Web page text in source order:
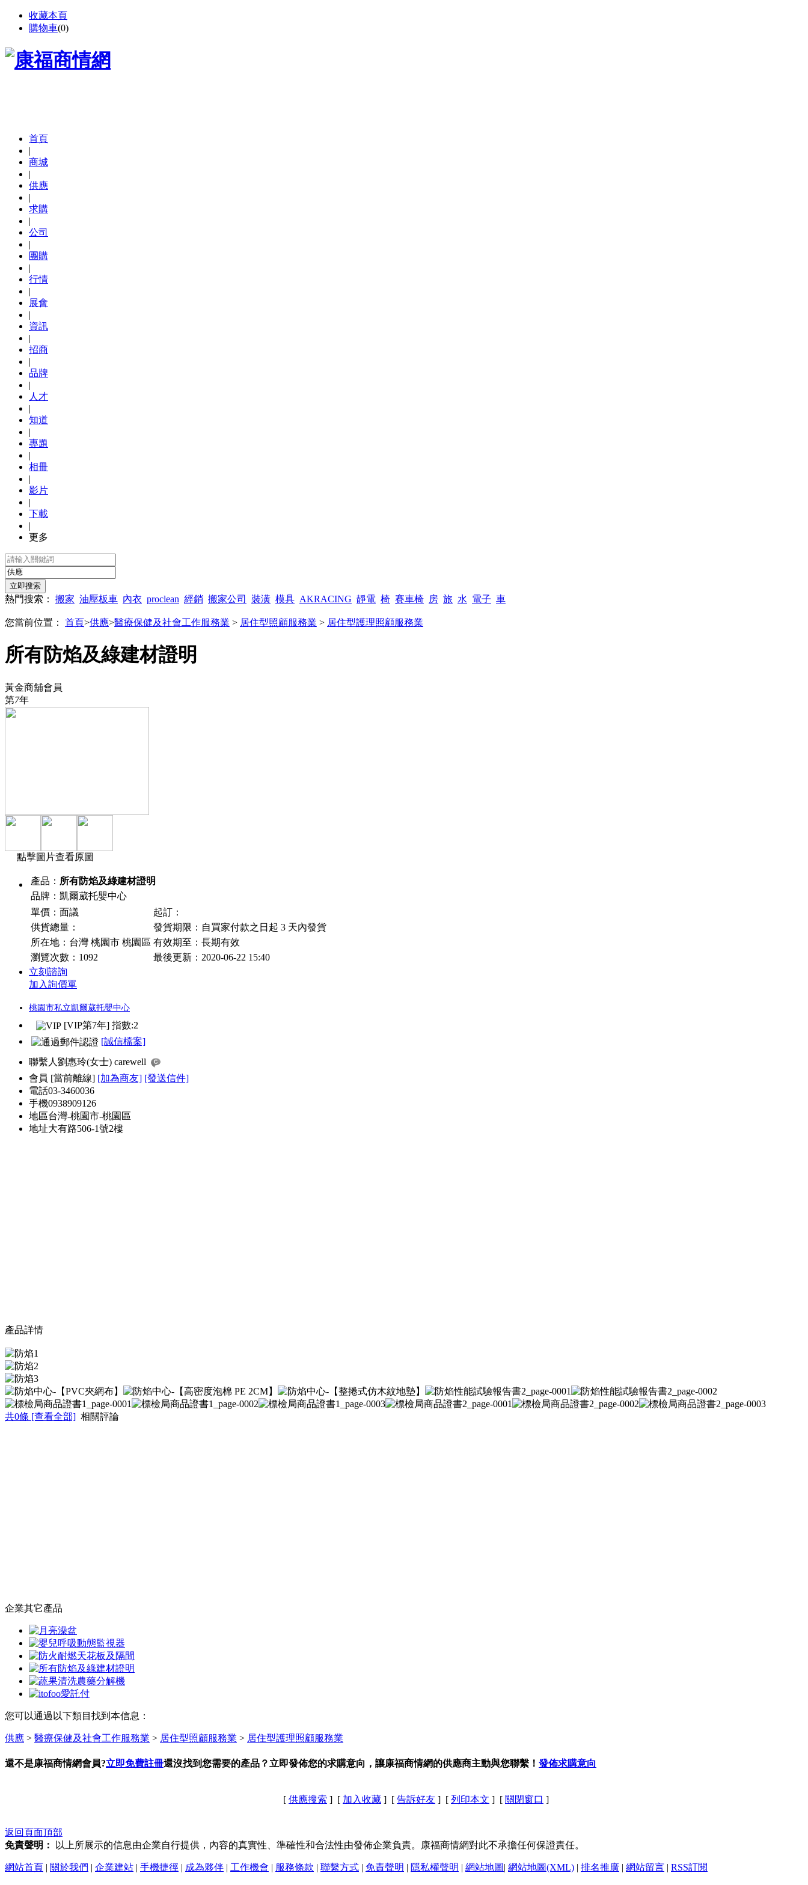
收藏本頁
購物車(0)
首頁
|
商城
|
供應
|
求購
|
公司
|
團購
|
行情
|
展會
|
資訊
|
招商
|
品牌
|
人才
|
知道
|
專題
|
相冊
|
影片
|
下載
|
更多
熱門搜索： 搬家 油壓板車 內衣 proclean 經銷 搬家公司 裝潢 模具 AKRACING 靜電 椅 賽車椅 房 旅 水 電子 車
您當前位置： 首頁>供應>醫療保健及社會工作服務業 > 居住型照顧服務業 > 居住型護理照顧服務業
所有防焰及綠建材證明
黃金商舖會員
第7年
點擊圖片查看原圖
產品： 所有防焰及綠建材證明
品牌：凱爾葳托嬰中心
單價：面議
起訂：
供貨總量：
發貨期限：自買家付款之日起 3 天內發貨
所在地：台灣 桃園市 桃園區 有效期至：長期有效
瀏覽次數： 1092
最後更新：2020-06-22 15:40
立刻諮詢
加入詢價單
桃園市私立凱爾葳托嬰中心
[VIP第7年] 指數:2
[誠信檔案]
聯繫人 劉惠玲(女士) carewell
會員 [當前離線] [加為商友] [發送信件]
電話03-3460036
手機0938909126
地區台灣-桃園市-桃園區
地址大有路506-1號2樓
產品詳情
共0條 [查看全部] 相關評論
企業其它產品
您可以通過以下類目找到本信息：
供應 > 醫療保健及社會工作服務業 > 居住型照顧服務業 > 居住型護理照顧服務業
還不是康福商情網會員?立即免費註冊還沒找到您需要的產品？立即發佈您的求購意向，讓康福商情網的供應商主動與您聯繫！ 發佈求購意向
[ 供應搜索 ] [ 加入收藏 ] [ 告訴好友 ] [ 列印本文 ] [ 關閉窗口 ]
返回頁面頂部
免責聲明：
以上所展示的信息由企業自行提供，內容的真實性、準確性和合法性由發佈企業負責。康福商情網對此不承擔任何保證責任。
網站首頁 | 關於我們 | 企業建站 | 手機捷徑 | 成為夥伴 | 工作機會 | 服務條款 | 聯繫方式 | 免責聲明 | 隱私權聲明 | 網站地圖 | 網站地圖(XML) | 排名推廣 | 網站留言 | RSS訂閱